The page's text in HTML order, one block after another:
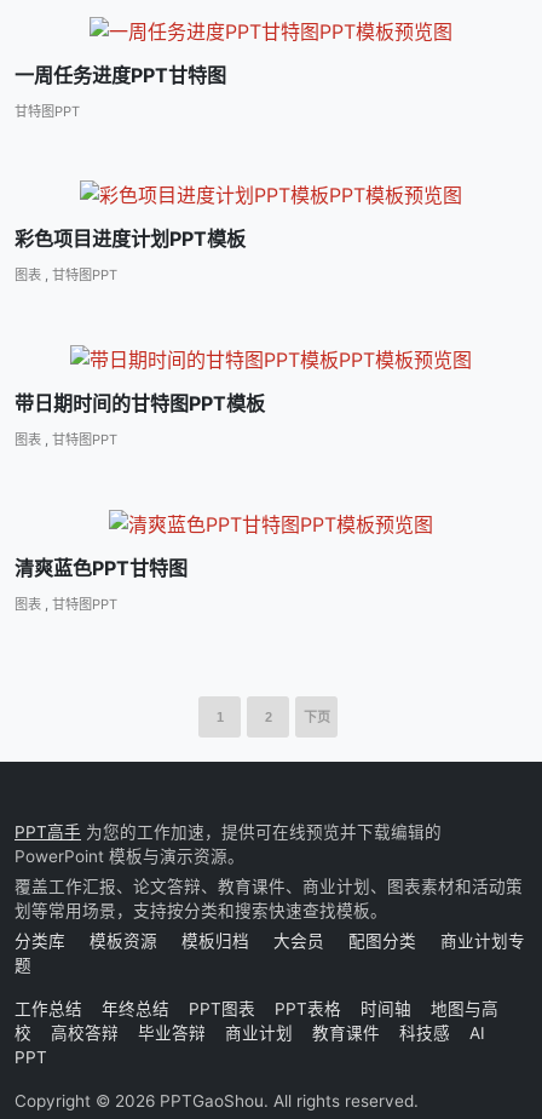
一周任务进度PPT甘特图
甘特图PPT
彩色项目进度计划PPT模板
图表 , 甘特图PPT
带日期时间的甘特图PPT模板
图表 , 甘特图PPT
清爽蓝色PPT甘特图
图表 甘特图PPT
1 2 下页
PPT高手 为您的工作加速，提供可在线预览并下载编辑的
PowerPoint 模板与演示资源。
覆盖工作汇报、论文答辩、教育课件、商业计划、图表素材和活动策
划等常用场景，支持按分类和搜索快速查找模板。
分类库
模板资源 模板归档 大会员 配图分类
商业计划专
题
工作总结 年终总结 PPT图表 PPT表格 时间轴
地图与高
校
高校答辩 毕业答辩 商业计划 教育课件 科技感
AI
PPT
Copyright © 2026 PPTGaoShou. All rights reserved.